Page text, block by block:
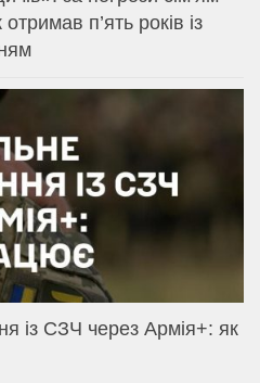
п’ять років із
із СЗЧ через Армія+: як